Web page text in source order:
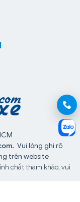
Vui lòng ghi rõ
trên website
chất tham khảo, vui